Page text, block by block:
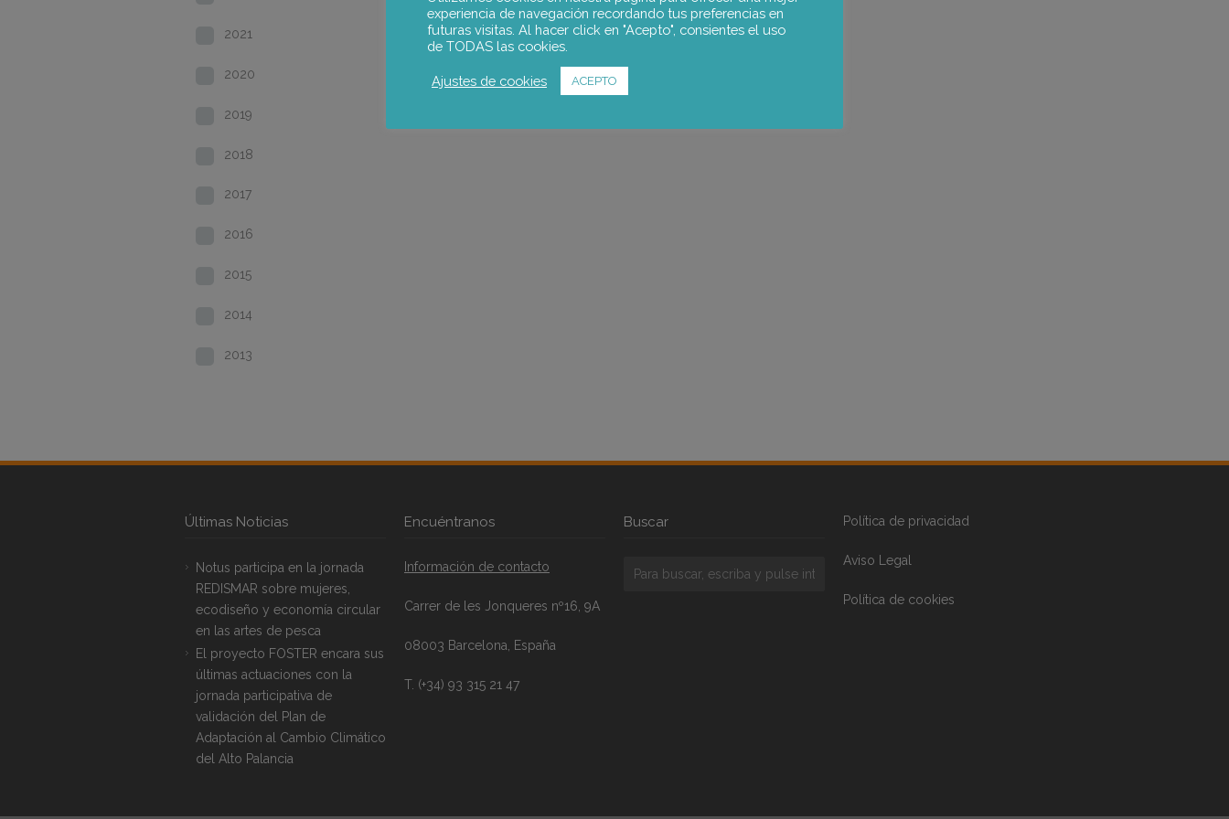
2021
2020
2019
2018
2017
2016
2015
2014
2013
Últimas Noticias
Notus participa en la jornada
REDISMAR sobre mujeres,
ecodiseño y economía circular
en las artes de pesca
El proyecto FOSTER encara sus
últimas actuaciones con la
jornada participativa de
validación del Plan de
Adaptación al Cambio Climático
del Alto Palancia
Encuéntranos
Información de contacto
Carrer de les Jonqueres nº16, 9A
08003 Barcelona, España
T. (+34) 93 315 21 47
Buscar Política de privacidad
Aviso Legal
Política de cookies
experiencia de navegación recordando tus preferencias en
futuras visitas. Al hacer click en "Acepto", consientes el uso
de TODAS las cookies.
Ajustes de cookies ACEPTO